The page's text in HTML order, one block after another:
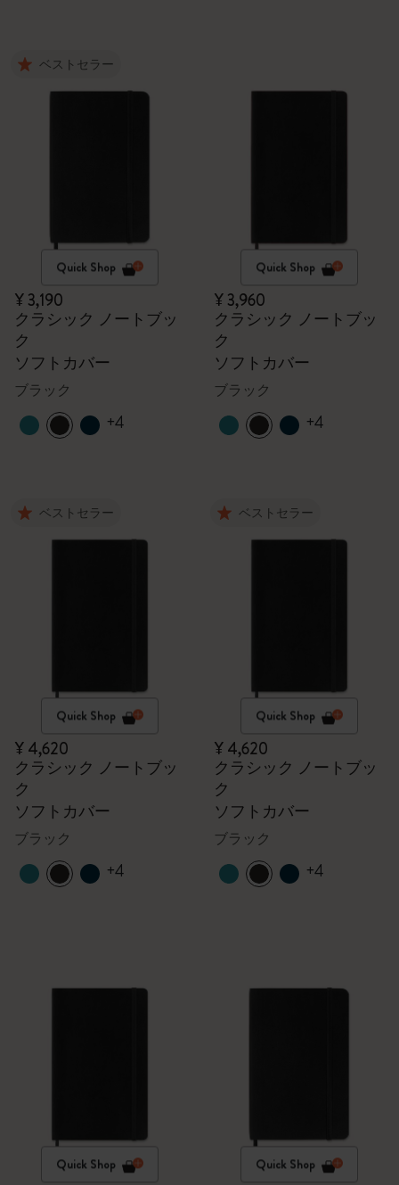
ベストセラー
Quick Shop
¥ 3,190
クラシック ノートブッ
ク
ソフトカバー
ブラック
+4
Quick Shop
¥ 3,960
クラシック ノートブッ
ク
ソフトカバー
ブラック
+4
ベストセラー
Quick Shop
¥ 4,620
クラシック ノートブッ
ク
ソフトカバー
ブラック
+4
ベストセラー
Quick Shop
¥ 4,620
クラシック ノートブッ
ク
ソフトカバー
ブラック
+4
Quick Shop Quick Shop